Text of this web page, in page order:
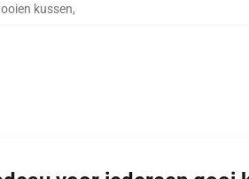
kussen,